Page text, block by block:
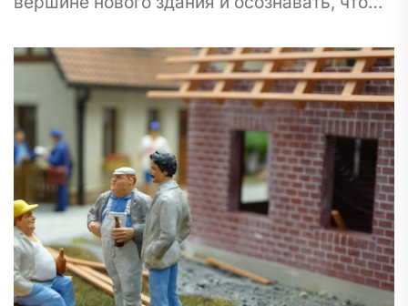
По данным исследовательского института,
строительство...